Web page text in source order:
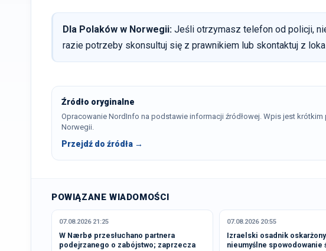
Dla Polaków w Norwegii: Jeśli otrzymasz telefon od policji,
razie potrzeby skonsultuj się z prawnikiem lub skontaktuj z
Źródło oryginalne
Opracowanie NordInfo na podstawie informacji źródłowej. Wpis jest
Norwegii.
Przejdź do źródła →
POWIĄZANE WIADOMOŚCI
07.08.2026 21:25
W Nærbø przesłuchano partnera
podejrzanego o zabójstwo; zaprzecza
07.08.2026 20:55
Izraelski osadnik
nieumyślne spowodowanie